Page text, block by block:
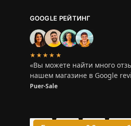
GOOGLE РЕЙТИНГ
★★★★★
«Вы можете найти много
нашем магазине в Google
Puer-Sale